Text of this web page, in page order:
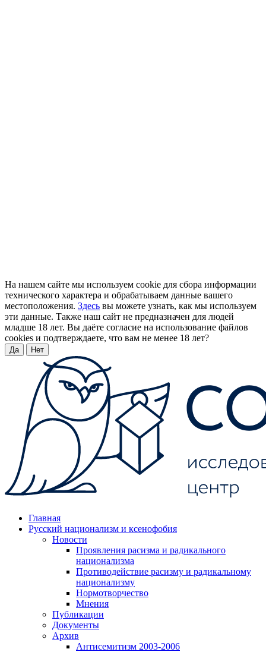
На нашем сайте мы используем cookie для сбора информации
технического характера и обрабатываем данные вашего
местоположения. Здесь вы можете узнать, как мы используем
эти данные. Также наш сайт не предназначен для людей
младше 18 лет. Вы даёте согласие на использование файлов
cookies и подтверждаете, что вам не менее 18 лет?
Да Нет
Главная
Русский национализм и ксенофобия
Новости
Проявления расизма и радикального
национализма
Противодействие расизму и радикальному
национализму
Нормотворчество
Мнения
Публикации
Документы
Архив
Антисемитизм 2003-2006